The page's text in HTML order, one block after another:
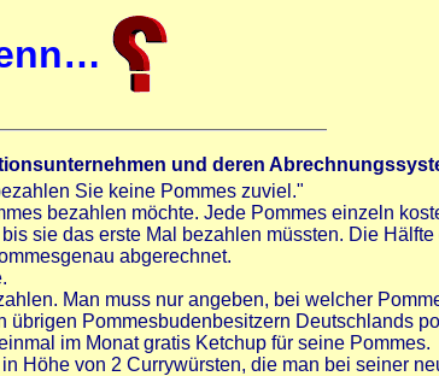
und deren
Sie keine Pommes zuviel."
bezahlen möchte. Jede Pommes einzeln
sie das erste Mal bezahlen müssten. Die
abgerechnet.
Man muss nur angeben, bei welcher
Pommesbudenbesitzern Deutschlands
im Monat gratis Ketchup für seine Pommes.
Höhe von 2 Currywürsten, die man bei seiner